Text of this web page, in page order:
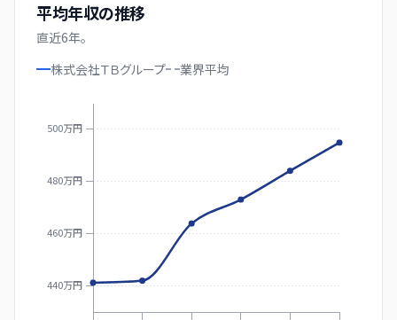
平均年収の推移
直近6年。
株式会社ＴＢグループ
業界平均
440万円
460万円
480万円
500万円